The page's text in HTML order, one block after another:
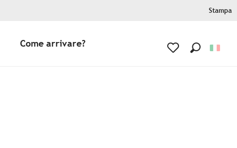
Stampa
Come arrivare?